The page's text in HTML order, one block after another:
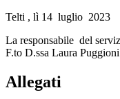
Telti , lì
La responsabile del
F.to D.ssa Laura Puggioni
Allegati